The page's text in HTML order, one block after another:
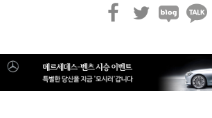
스
북
터
그
오
톡